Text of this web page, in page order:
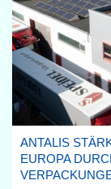
ANTALIS
EUROPA